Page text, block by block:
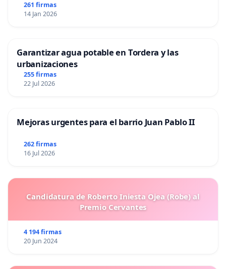
261 firmas
14 Jan 2026
Garantizar agua potable en Tordera y las
urbanizaciones
255 firmas
22 Jul 2026
Mejoras urgentes para el barrio Juan Pablo II
262 firmas
16 Jul 2026
Candidatura de Roberto Iniesta Ojea (Robe) al
Premio Cervantes
4 194 firmas
20 Jun 2024